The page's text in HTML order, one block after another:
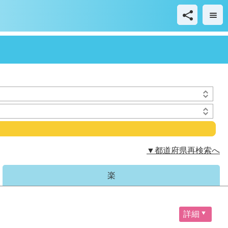
▼都道府県再検索へ
楽
詳細